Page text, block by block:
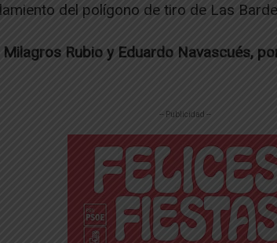
del polígono de tiro de Las
Milagros Rubio y Eduardo Navascués,
-- Publicidad --